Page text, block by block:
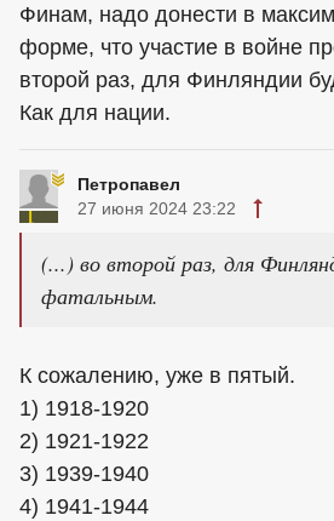
Финам, надо донести в
форме, что участие в войне
второй раз, для Финляндии
Как для нации.
Петропавел
27 июня 2024 23:22
(...) во второй раз, для
фатальным.
К сожалению, уже в пятый.
1) 1918-1920
2) 1921-1922
3) 1939-1940
4) 1941-1944